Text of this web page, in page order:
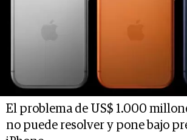
El problema de US$ 1.000
no puede resolver y pone bajo